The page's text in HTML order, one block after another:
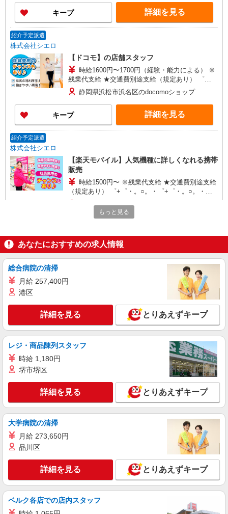
ィブ支給(規定有) ★月2回払い・週払い可能（規程
有）★ ゜・。○。・゜+゜・。○。・゜+゜
キープ 詳細を見る
紹介予定派遣
株式会社シエロ
【ドコモ】の店舗スタッフ
時給1600円〜1700円（経験・能力による） ※
残業代支給 ★交通費別途支給（規定あり） ゜
+゜・。○。・゜+゜・。○。・゜+゜ 入社祝い金10
万円支給(規定有) お友達を紹介頂くと, インセンテ
ィブ支給(規定有) ★月2回払い・週払い可能（規程
有）★ ゜・。○。・゜+゜・。○。・゜+゜
静岡県浜松市浜名区のdocomoショップ
キープ 詳細を見る
紹介予定派遣
株式会社シエロ
【楽天モバイル】人気機種に詳しくなれる携帯
販売
時給1500円〜 ※残業代支給 ★交通費別途支給
（規定あり） ゜+゜・。○。・゜+゜・。○。・゜
+゜ 入社祝い金10万円支給(規定有) お友達を紹介
頂くと, インセンティブ支給(規定有) ★月2回払
い・週払い可能（規程有）★ ゜・。○。・゜
静岡県浜松市浜名区の携帯ショップ
派遣社員
株式会社シエロ
時給1300円〜1400円（経験・能力による） ※
残業代支給 ★交通費別途支給（規定あり） ゜
+゜・。○。・゜+゜・。○。・゜+゜ 入社祝い金10
万円支給(規定有) お友達を紹介頂くと, インセンテ
有）★ ゜・。○。・゜+゜・。○。・゜+゜
静岡県浜松市浜名区のdocomoショップ
キープ 詳細を見る
株式会社シエロ
【ワイモバイル】の店舗スタッフ
時給1400円〜 ※残業代支給 ★交通費別途支給
（規定あり） ゜+゜・。○。・゜+゜・。○。・゜
+゜ 入社祝い金10万円支給(規定有) お友達を紹介
頂くと, インセンティブ支給(規定有) ★月2回払
い・週払い可能（規程有）★ ゜・。○。・゜
+゜・。○。・゜+゜
静岡県浜松市浜名区のY!mobileショップ
キープ 詳細を見る
株式会社シエロ
【softbank】の携帯販売スタッフ
時給1400円〜 ※残業代支給 ★交通費別途支給
（規定あり） ゜+゜・。○。・゜+゜・。○。・゜
静岡県浜松市浜名区のsoftbankショップ
もっと見る
あなたにおすすめの求人情報
総合病院の清掃
月給 257,400円
港区
詳細を見る とりあえずキープ
レジ・商品陳列スタッフ
時給 1,180円
堺市堺区
詳細を見る とりあえずキープ
大学病院の清掃
月給 273,650円
品川区
詳細を見る とりあえずキープ
ベルク各店での店内スタッフ